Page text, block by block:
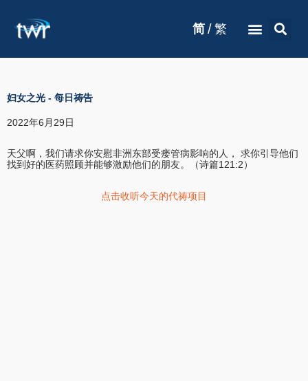
简 / 繁
妇女之光 - 每日祷告
2022年6月29日
天父啊，我们请求你安慰非洲东部受瘘管病影响的人， 求你引导他们
找到好的医药照顾并能够激励他们的朋友。（诗篇121:2）
点击收听今天的代祷项目